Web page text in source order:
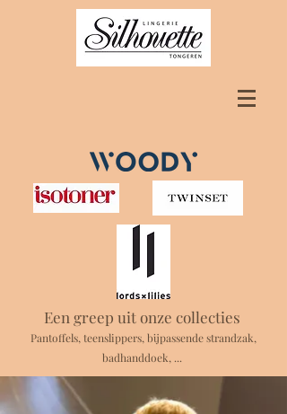
Een greep uit onze collecties
Pantoffels, teenslippers, bijpassende strandzak,
badhanddoek, ...